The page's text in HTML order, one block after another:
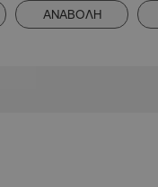
ΑΝΑΒΟΛΗ